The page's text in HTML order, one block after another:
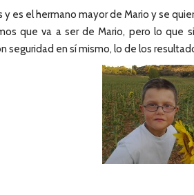
y es el hermano mayor de Mario y se
que va a ser de Mario, pero lo que
seguridad en sí mismo, lo de los